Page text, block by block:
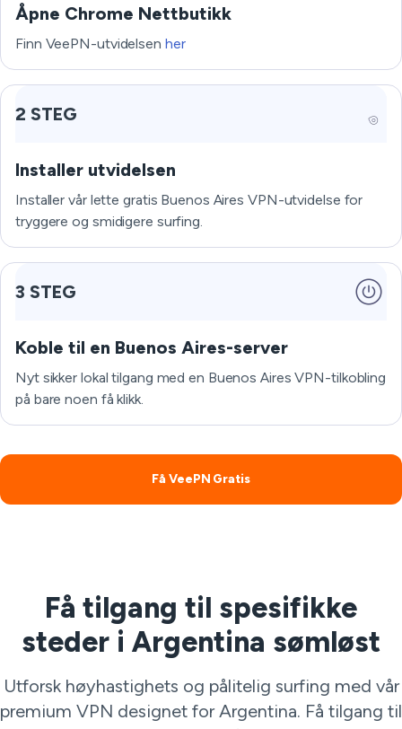
Åpne Chrome Nettbutikk
Finn VeePN-utvidelsen her
2 STEG
Installer utvidelsen
Installer vår lette gratis Buenos Aires VPN-utvidelse for
tryggere og smidigere surfing.
3 STEG
Koble til en Buenos Aires-server
Nyt sikker lokal tilgang med en Buenos Aires VPN-tilkobling
på bare noen få klikk.
Få VeePN Gratis
Få tilgang til spesifikke
steder i Argentina sømløst
Utforsk høyhastighets og pålitelig surfing med vår
premium VPN designet for Argentina. Få tilgang til